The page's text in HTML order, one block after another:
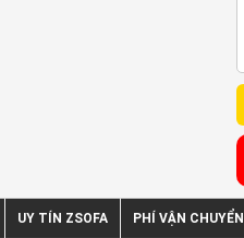
UY TÍN ZSOFA PHÍ VẬN CHUYỂN